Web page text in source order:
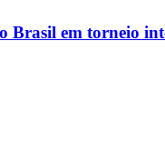
Brasil em torneio